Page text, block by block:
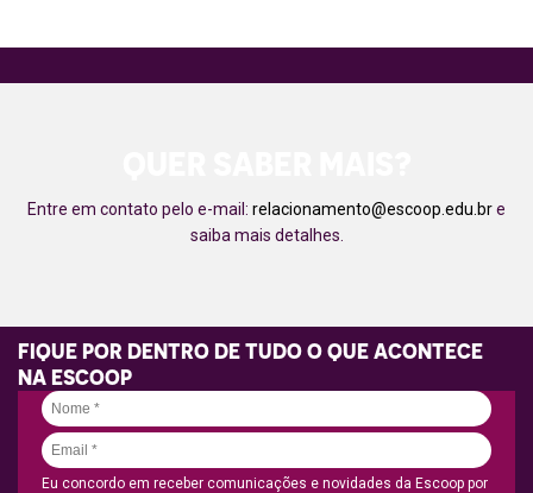
Entre em contato pelo e-mail: relacionamento@escoop.edu.bre
saiba mais detalhes.
FIQUE POR DENTRO DE TUDO O QUE ACONTECE
NA ESCOOP
Eu concordo em receber comunicações e novidades da Escoop por